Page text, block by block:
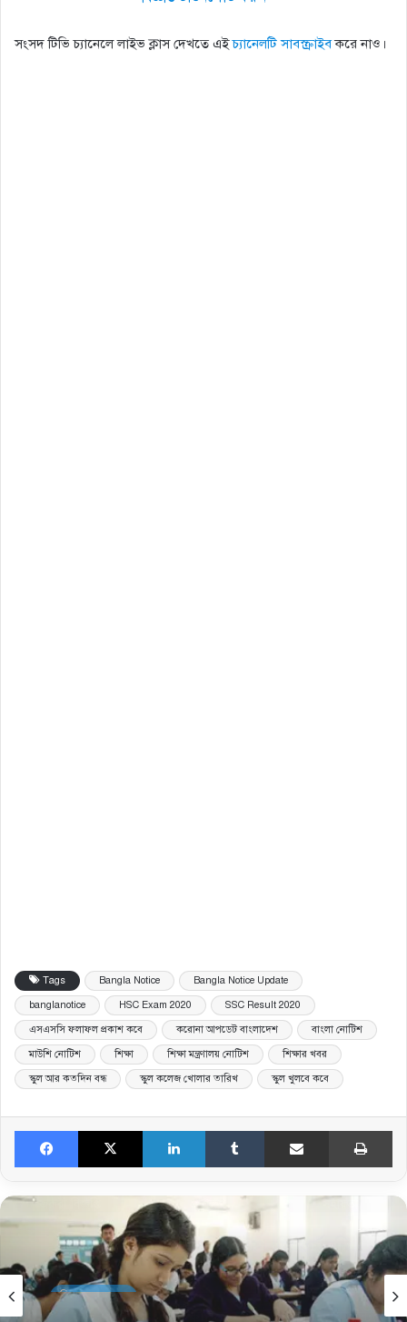
সংসদ টিভি চ্যানেলে লাইভ ক্লাস দেখতে এইচ্যানেলটি সাবস্ক্রাইবকরে নাও।
Tags Bangla Notice Bangla Notice Update
banglanotice HSC Exam 2020 SSC Result 2020
এসএসসি ফলাফল প্রকাশ কবে করোনা আপডেট বাংলাদেশ বাংলা নোটিশ
মাউশি নোটিশ শিক্ষা শিক্ষা মন্ত্রণালয় নোটিশ শিক্ষার খবর
স্কুল আর কতদিন বন্ধ স্কুল কলেজ খোলার তারিখ স্কুল খুলবে কবে
Facebook X LinkedIn Tumblr Share via Email
শিক্ষা ব্যবস্থাপনা
February 15, 2026